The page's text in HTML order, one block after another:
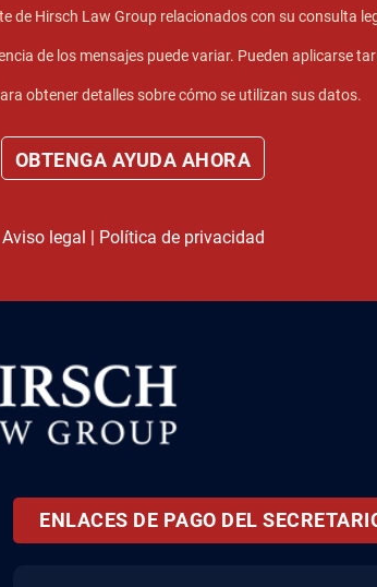
de Hirsch Law Group relacionados con su consulta
de los mensajes puede variar. Pueden aplicarse
obtener detalles sobre cómo se utilizan sus datos.
Aviso legal | Política de privacidad
ENLACES DE PAGO DEL